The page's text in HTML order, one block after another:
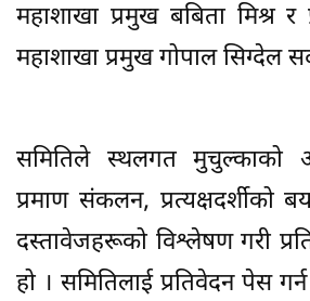
महाशाखा प्रमुख बबिता मिश्र र
महाशाखा प्रमुख गोपाल सिग्देल
समितिले स्थलगत मुचुल्काको
प्रमाण संकलन, प्रत्यक्षदर्शीको
दस्तावेजहरूको विश्लेषण गरी
हो । समितिलाई प्रतिवेदन पेस